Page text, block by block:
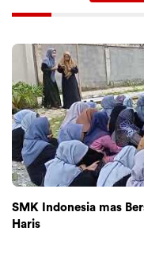
SMK Indonesia mas
Haris